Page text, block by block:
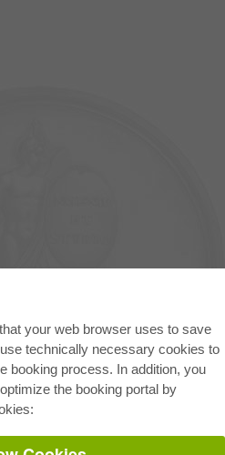
your web browser uses to save
technically necessary cookies to
booking process. In addition, you
the booking portal by